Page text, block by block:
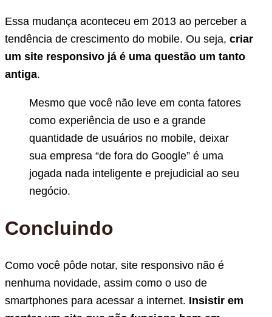
Essa mudança aconteceu em 2013 ao perceber a
tendência de crescimento do mobile. Ou seja, criar
um site responsivo já é uma questão um tanto
antiga.
Mesmo que você não leve em conta fatores
como experiência de uso e a grande
quantidade de usuários no mobile, deixar
sua empresa “de fora do Google” é uma
jogada nada inteligente e prejudicial ao seu
negócio.
Concluindo
Como você pôde notar, site responsivo não é
nenhuma novidade, assim como o uso de
smartphones para acessar a internet. Insistir em